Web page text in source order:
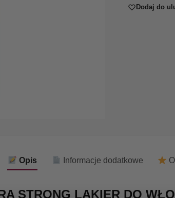
Dodaj do
Opis Informacje dodatkowe
STRONG LAKIER DO